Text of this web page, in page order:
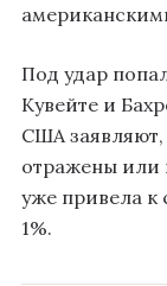
Под удар
Кувейте и
США заявляют,
отражены или
уже привела к
1%.